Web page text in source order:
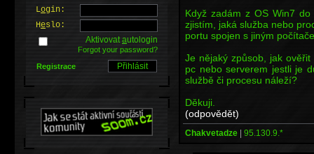
Když zadám z OS Win7
zjistím, jaká služba nebo
portu spojen s jiným
Je nějaký způsob, jak
pc nebo serverem jestli je
službě či procesu náleží?
Děkuji.
(odpovědět)
Chakvetadze | 95.130.9.*
Login:
Heslo:
Aktivovatautologin
Forgot your password?
Registrace